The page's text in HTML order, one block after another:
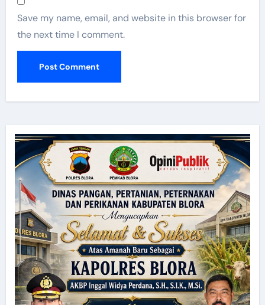
Save my name, email, and website in this browser for
the next time I comment.